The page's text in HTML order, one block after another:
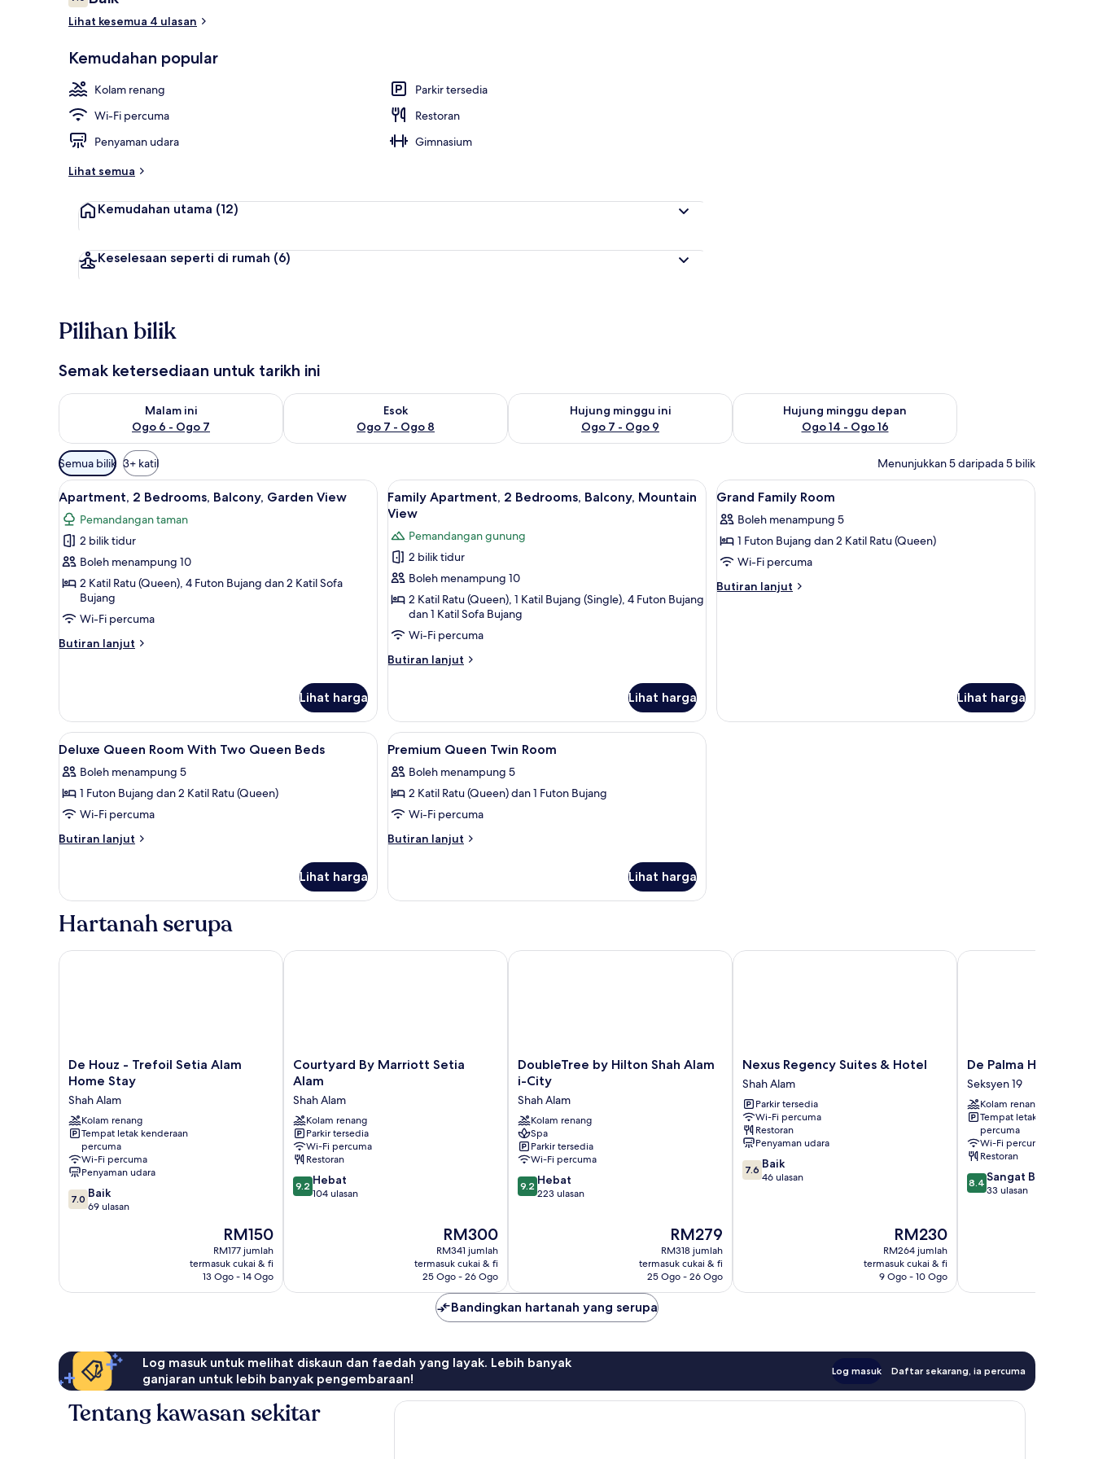
Lihat kesemua 4 ulasan
Kemudahan popular
Kolam renang
Parkir tersedia
Wi-Fi percuma
Restoran
Penyaman udara
Gimnasium
Lihat semua
Kemudahan utama (12)
Keselesaan seperti di rumah (6)
Pilihan bilik
Semak ketersediaan untuk tarikh ini
Malam ini
Ogo 6 - Ogo 7
Semak ketersediaan untuk malam ini Ogo 6 - Ogo 7
Esok
Ogo 7 - Ogo 8
Semak ketersediaan untuk esok Ogo 7 - Ogo 8
Hujung minggu ini
Ogo 7 - Ogo 9
Semak ketersediaan untuk hujung minggu ini Ogo 7 - Ogo 9
Hujung minggu depan
Ogo 14 - Ogo 16
Semak ketersediaan untuk hujung minggu depan Ogo 14 -
Penapis
yang
tersedia
untuk
bilik
Semua bilik 3+ katil Menunjukkan 5 daripada 5 bilik
Lihat
semua
foto
untuk
Apartment,
2
Bedrooms,
Balcony,
Garden
Apartment, 2 Bedrooms, Balcony, Garden View | Peralatan tempat tidur hipoalergenik, meja, ruang kerja komputer riba
15
Apartment, 2 Bedrooms, Balcony, Garden View
Pemandangan taman
2 bilik tidur
Boleh menampung 10
2 Katil Ratu (Queen), 4 Futon Bujang dan 2 Katil Sofa
Bujang
Wi-Fi percuma
Butiran lanjut
Butiran
Bedrooms,
Balcony,
Garden
Lihat harga
Lihat
semua
untuk
Family
Apartment,
2
Bedrooms,
Balcony,
Mountain
Family Apartment, 2 Bedrooms, Balcony, Mountain View | Ruang tamu | 42 inci televisyen plasma dengan satelit,
18
Family Apartment, 2 Bedrooms, Balcony, Mountain
View
Pemandangan gunung
2 bilik tidur
Boleh menampung 10
2 Katil Ratu (Queen), 1 Katil Bujang (Single), 4 Futon Bujang
dan 1 Katil Sofa Bujang
Wi-Fi percuma
Butiran lanjut
Butiran
Apartment,
Bedrooms,
Mountain
View
Lihat harga
Lihat
semua
foto
untuk
Grand
Family
Peralatan tempat tidur hipoalergenik, meja,
48
Grand Family Room
Boleh menampung 5
1 Futon Bujang dan 2 Katil Ratu (Queen)
Wi-Fi percuma
Butiran lanjut
Butiran
Lihat harga
Lihat
semua
foto
untuk
Deluxe
Queen
Two
Beds
Peralatan tempat tidur hipoalergenik, meja, ruang kerja komputer riba
32
Deluxe Queen Room With Two Queen Beds
Boleh menampung 5
1 Futon Bujang dan 2 Katil Ratu (Queen)
Wi-Fi percuma
Butiran lanjut
Butiran
Queen
With
Queen
Lihat harga
Lihat
semua
foto
untuk
Premium
Queen
Peralatan tempat tidur hipoalergenik, meja, ruang kerja komputer riba
38
Premium Queen Twin Room
Boleh menampung 5
2 Katil Ratu (Queen) dan 1 Futon Bujang
Wi-Fi percuma
Butiran lanjut
Butiran
Queen
Lihat harga
Hartanah serupa
De
Houz
Trefoil
Setia
Alam
Home
Stay
Shah
Alam
De Houz - Trefoil Setia Alam
Home Stay
Shah Alam
Kolam renang
Tempat letak kenderaan
percuma
Wi-Fi percuma
Penyaman udara
7.0
daripada
7.0 Baik
69 ulasan
Harga
ialah
RM150
RM150
RM177 jumlah
termasuk cukai & fi
13 Ogo - 14 Ogo
De Houz - Trefoil Setia Alam Home Stay
Courtyard
By
Setia
Alam
Shah
Alam
Courtyard By Marriott Setia
Alam
Shah Alam
Kolam renang
Parkir tersedia
Wi-Fi percuma
Restoran
9.2
daripada
9.2 Hebat
104 ulasan
Harga
ialah
RM300
RM300
RM341 jumlah
termasuk cukai & fi
25 Ogo - 26 Ogo
Courtyard By Marriott Setia Alam
DoubleTree
by
Hilton
Shah
Alam
i-
City
Shah
Alam
DoubleTree by Hilton Shah Alam
i-City
Shah Alam
Kolam renang
Spa
Parkir tersedia
Wi-Fi percuma
9.2
daripada
9.2 Hebat
223 ulasan
Harga
ialah
RM279
RM279
RM318 jumlah
termasuk cukai & fi
25 Ogo - 26 Ogo
DoubleTree by Hilton Shah Alam i-City
Nexus
Regency
Suites
&
Hotel
Shah
Alam
Nexus Regency Suites & Hotel
Shah Alam
Parkir tersedia
Wi-Fi percuma
Restoran
Penyaman udara
7.6
daripada
7.6 Baik
46 ulasan
Harga
ialah
RM230
RM230
RM264 jumlah
termasuk cukai & fi
9 Ogo - 10 Ogo
Nexus Regency Suites & Hotel
De
Palma
Hotel
Shah
Alam
Seksyen
19
De Palma Hotel
Seksyen 19
Kolam renang
Tempat letak kenderaan
percuma
Wi-Fi percuma
Restoran
8.4
daripada
8.4 Sangat Baik
33 ulasan
De Palma Hotel Shah
Bandingkan hartanah yang serupa
Log masuk untuk melihat diskaun dan faedah yang layak. Lebih banyak
ganjaran untuk lebih banyak pengembaraan!
Log masuk Daftar sekarang, ia percuma
Tentang kawasan sekitar